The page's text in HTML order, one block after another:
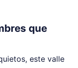
que
este valle